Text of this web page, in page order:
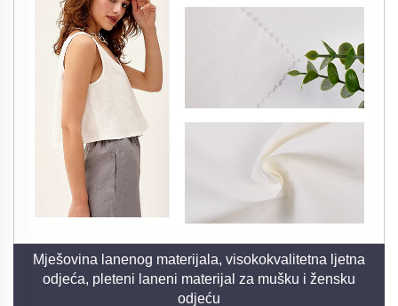
Mješovina lanenog materijala, visokokvalitetna ljetna
odjeća, pleteni laneni materijal za mušku i žensku
odjeću